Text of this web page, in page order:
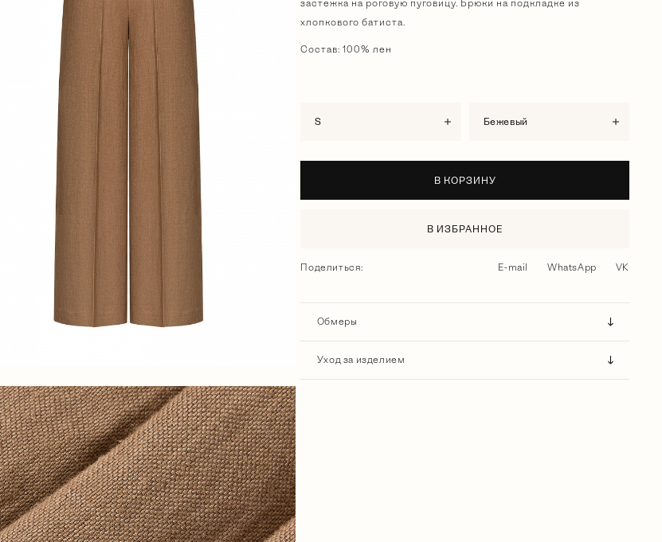
застежка на роговую пуговицу. Брюки на подкладке из
хлопкового батиста.
Состав: 100% лен
S бежевый
В КОРЗИНУ
В ИЗБРАННОЕ
Поделиться: E-mail WhatsApp VK
Обмеры
Уход за изделием